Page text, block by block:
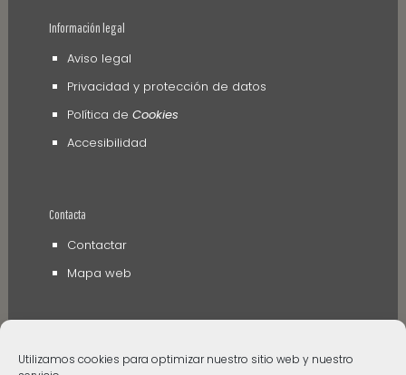
Utilizamos cookies para optimizar nuestro sitio web y nuestro
Información legal
Aviso legal
Privacidad y protección de datos
Política de Cookies
Accesibilidad
Contacta
Contactar
Mapa web